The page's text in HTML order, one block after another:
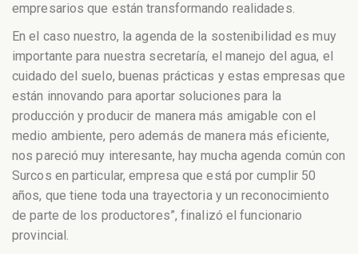
empresarios que están transformando realidades.
En el caso nuestro, la agenda de la sostenibilidad es muy
importante para nuestra secretaría, el manejo del agua, el
cuidado del suelo, buenas prácticas y estas empresas que
están innovando para aportar soluciones para la
producción y producir de manera más amigable con el
medio ambiente, pero además de manera más eficiente,
nos pareció muy interesante, hay mucha agenda común con
Surcos en particular, empresa que está por cumplir 50
años, que tiene toda una trayectoria y un reconocimiento
de parte de los productores”, finalizó el funcionario
provincial.